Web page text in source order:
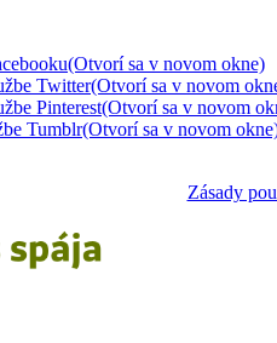
sa v novom okne)
Twitter(Otvorí sa v novom
Pinterest(Otvorí sa v novom
Tumblr(Otvorí sa v novom
Zásady